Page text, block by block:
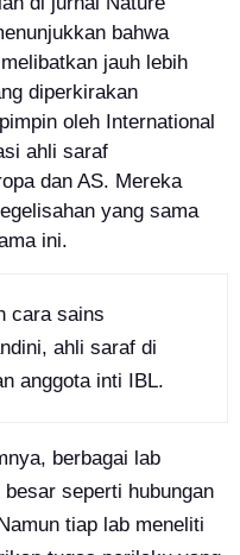
bahwa
jauh lebih
diperkirakan
oleh International
ahli saraf
dan AS. Mereka
yang sama
ini.
cara sains
ahli saraf di
anggota inti IBL.
berbagai lab
seperti hubungan
tiap lab meneliti